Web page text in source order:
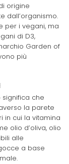
origine
dall’organismo.
per i vegani, ma
di D3,
Garden of
più
significa che
la parete
in cui la vitamina
olio d’oliva, olio
alle
a base